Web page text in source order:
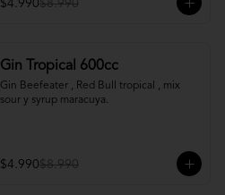
$4.990$8.990
Gin Tropical 600cc
Gin Beefeater , Red Bull tropical , mix
sour y syrup maracuya.
$4.990$8.990